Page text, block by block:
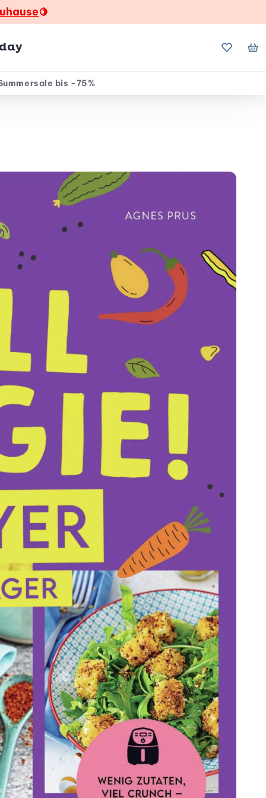
🍋
Meine
bis -75%